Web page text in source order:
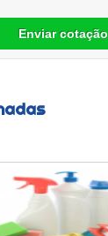
Enviar cotação